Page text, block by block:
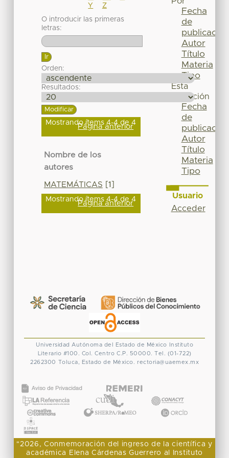
Y
Z
O introducir las primeras
letras:
Orden:
Resultados:
Mostrando ítems 4-4 de 4
Página anterior
Nombre de los
autores
MATEMÁTICAS [1]
Mostrando ítems 4-4 de 4
Página anterior
Fecha
de
publicación
Autor
Título
Materia
Tipo
Esta
colección
Fecha
de
publicación
Autor
Título
Materia
Tipo
Usuario
Acceder
Universidad Autónoma del Estado de México
Instituto
Literario #100. Col. Centro C.P. 50000. Tel. (01-722)
2262300 Toluca, Estado de México. rectoria@uaemex.mx
"2026, Conmemoración del ingreso de la científica y
académica Elena Cárdenas Guerrero al Instituto